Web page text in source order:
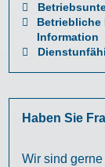
Information
Haben Sie
Wir sind